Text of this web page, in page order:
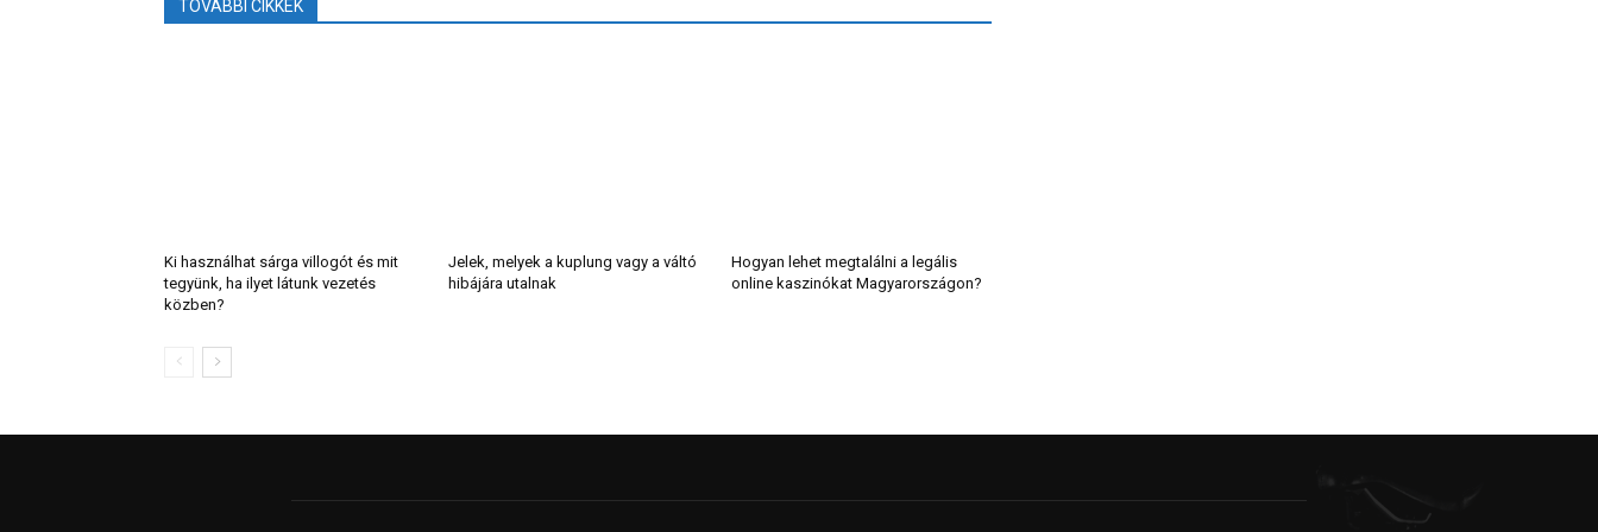
TOVÁBBI CIKKEK
Ki használhat sárga villogót és mit
tegyünk, ha ilyet látunk vezetés
közben?
Jelek, melyek a kuplung vagy a váltó
hibájára utalnak
Hogyan lehet megtalálni a legális
online kaszinókat Magyarországon?